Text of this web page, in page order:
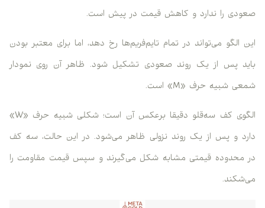
صعودی را ندارد و کاهش قیمت در پیش است.
این الگو می‌تواند در تمام تایم‌فریم‌ها رخ دهد، اما برای معتبر بودن
باید پس از یک روند صعودی تشکیل شود. ظاهر آن روی نمودار
شمعی شبیه حرف «M» است.
الگوی کف سه‌قلو دقیقا برعکس آن است؛ شکلی شبیه حرف «W»
دارد و پس از یک روند نزولی ظاهر می‌شود. در این حالت، سه کف
در محدوده قیمتی مشابه شکل می‌گیرند و سپس قیمت مقاومت را
می‌شکند.